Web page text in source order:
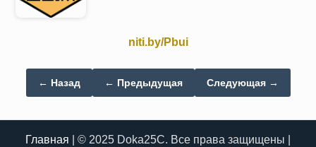
niti.by/Pbui
← Назад ← Предыдущая Следующая →
Главная | © 2025 Doka25C. Все права защищены |